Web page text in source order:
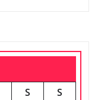
S
S